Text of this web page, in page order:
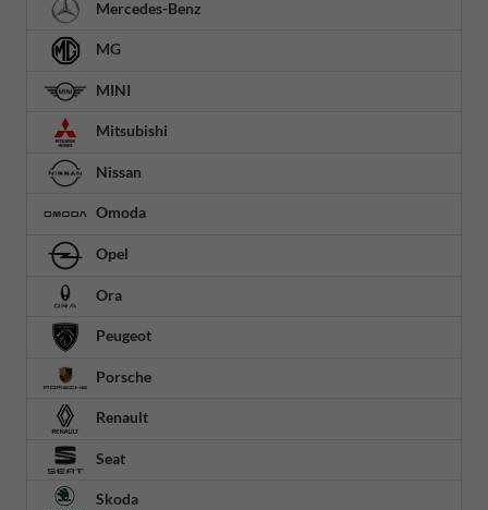
Mercedes-Benz
MG
MINI
Mitsubishi
Nissan
Omoda
Opel
Ora
Peugeot
Porsche
Renault
Seat
Skoda